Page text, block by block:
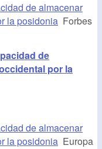
de almacenar
la posidonia Forbes
de
por la
de almacenar
la posidonia Europa